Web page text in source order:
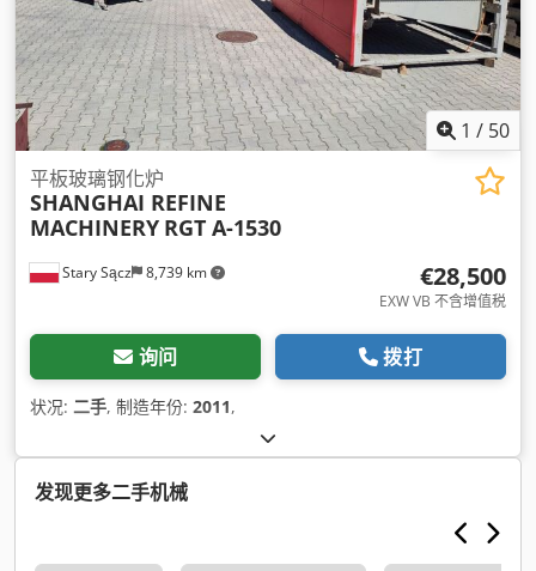
1 / 50
Stary Sącz 8,739 km
平板玻璃钢化炉
SHANGHAI REFINE
MACHINERY RGT A-1530
€28,500
EXW VB 不含增值税
询问 拨打
状况: 二手, 制造年份: 2011,
发现更多二手机械